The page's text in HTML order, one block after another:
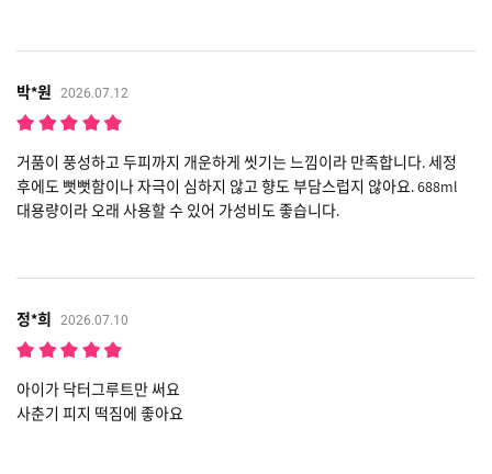
박*원 2026.07.12
거품이 풍성하고 두피까지 개운하게 씻기는 느낌이라 만족합니다. 세정
후에도 뻣뻣함이나 자극이 심하지 않고 향도 부담스럽지 않아요. 688ml
대용량이라 오래 사용할 수 있어 가성비도 좋습니다.
정*희 2026.07.10
아이가 닥터그루트만 써요
사춘기 피지 떡짐에 좋아요